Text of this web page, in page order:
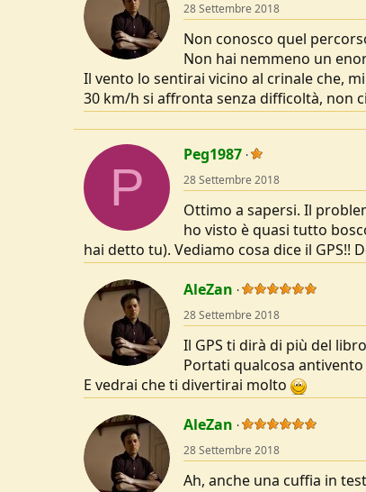
o
n
s
28 Settembre 2018
Non conosco quel
Non hai nemmeno un
Il vento lo sentirai vicino al crinale che,
30 km/h si affronta senza difficoltà, non
P
Peg1987
28 Settembre 2018
Ottimo a sapersi. Il
ho visto è quasi tutto
hai detto tu). Vediamo cosa dice il
AleZan
28 Settembre 2018
Il GPS ti dirà di più del
Portati qualcosa
E vedrai che ti divertirai molto
AleZan
28 Settembre 2018
Ah, anche una cuffia in